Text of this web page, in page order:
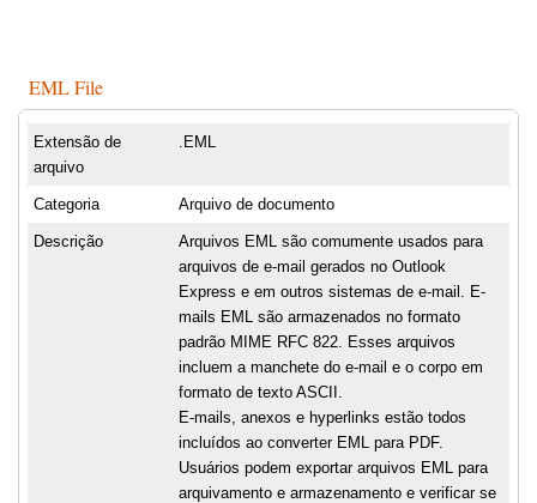
EML File
Extensão de
arquivo
.EML
Categoria Arquivo de documento
Descrição
Arquivos EML são comumente usados para
arquivos de e-mail gerados no Outlook
Express e em outros sistemas de e-mail. E-
mails EML são armazenados no formato
padrão MIME RFC 822. Esses arquivos
incluem a manchete do e-mail e o corpo em
formato de texto ASCII.
E-mails, anexos e hyperlinks estão todos
incluídos ao converter EML para PDF.
Usuários podem exportar arquivos EML para
arquivamento e armazenamento e verificar se